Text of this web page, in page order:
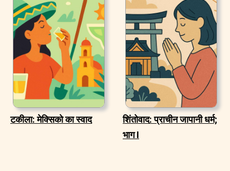
टकीला: मेक्सिको का स्वाद
शिंतोवाद: प्राचीन जापानी धर्म;
भाग I